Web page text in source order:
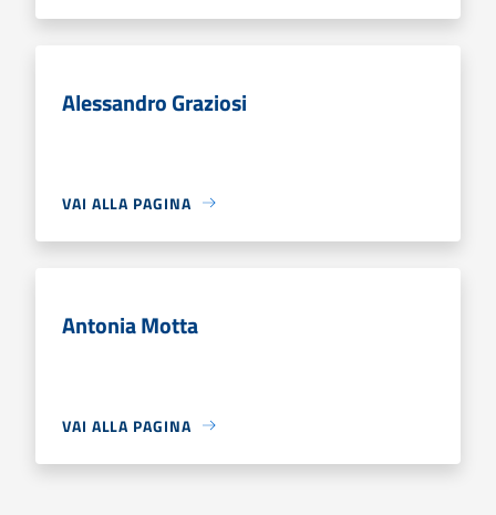
Alessandro Graziosi
VAI ALLA PAGINA
Antonia Motta
VAI ALLA PAGINA